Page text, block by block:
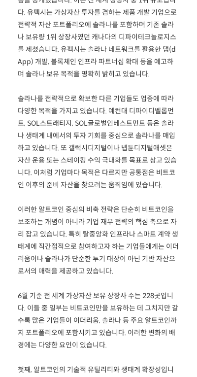
다. 유펙시는 가상자산 투자를 겸하는 제품 개발 기업으로
전략적 자산 포트폴리오에 솔라나를 포함하며 기존 솔라
나 보유량 1위 상장사였던 캐나다의 디파이테크놀로지스
를 제쳤습니다. 유펙시는 솔라나 네트워크를 활용한 댑(d
App) 개발, 블록체인 인프라 파트너십 확대 등을 예고하
며 솔라나 보유 목적을 명확히 밝히고 있습니다.
솔라나를 전략적으로 확보한 다른 기업들도 업종에 따라
다양한 목적을 가지고 있습니다. 예컨대 디파이디벨롭먼
트, SOL스트래티지, SOL글로벌인베스트먼트 등은 솔라
나 생태계 내에서의 투자 기회를 중심으로 솔라나를 매입
하고 있습니다. 또 갤럭시디지털이나 넵튠디지털애셋은
자산 운용 또는 스테이킹 수익 극대화를 목표로 삼고 있습
니다. 이처럼 기업마다 목적은 다르지만 공통점은 비트코
인 이후의 준비 자산을 찾으려는 움직임에 있습니다.
이러한 알트코인 중심의 비축 전략은 단순히 비트코인을
보조하는 개념이 아니라 기업 재무 전략의 핵심 축으로 자
리 잡고 있습니다. 특히 탈중앙화 인프라나 스마트 계약 생
태계에 직간접적으로 참여하고자 하는 기업들에게는 이더
리움이나 솔라나가 단순한 투기 대상이 아닌 기반 자산으
로서의 매력을 제공하고 있습니다.
6월 기준 전 세계 가상자산 보유 상장사 수는 228곳입니
다. 이들 중 일부는 비트코인만을 보유하는 데 그치지만 갈
수록 많은 기업들이 이더리움, 솔라나 등 주요 알트코인까
지 포트폴리오에 포함시키고 있습니다. 이러한 변화의 배
경에는 다양한 요인이 있습니다.
첫째, 알트코인의 기술적 유틸리티와 생태계 확장성입니